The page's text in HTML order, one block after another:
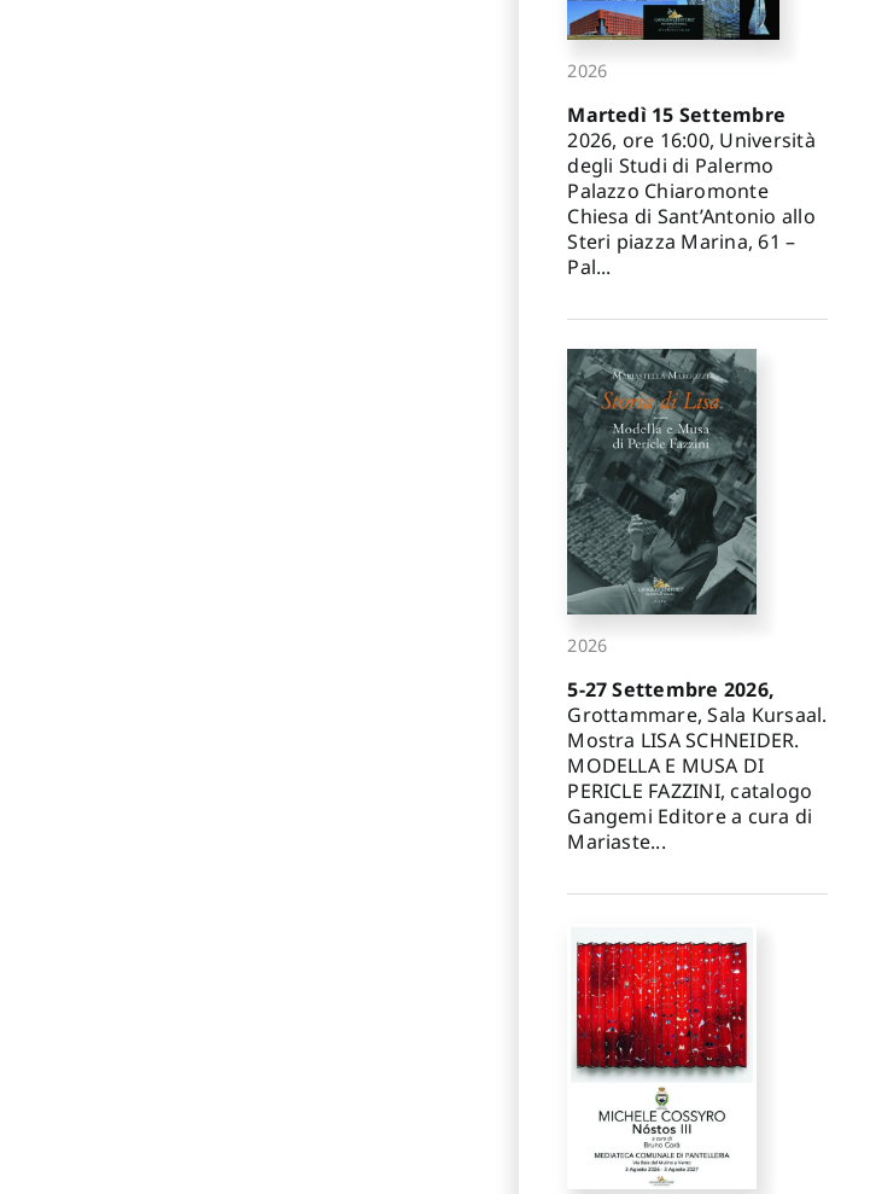
2026
Martedì 15 Settembre
2026, ore 16:00, Università
degli Studi di Palermo
Palazzo Chiaromonte
Chiesa di Sant’Antonio allo
Steri piazza Marina, 61 –
Pal...
2026
5-27 Settembre 2026,
Grottammare, Sala Kursaal.
Mostra LISA SCHNEIDER.
MODELLA E MUSA DI
PERICLE FAZZINI, catalogo
Gangemi Editore a cura di
Mariaste...